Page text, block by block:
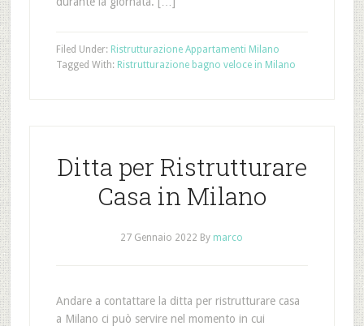
Filed Under: Ristrutturazione Appartamenti Milano
Tagged With: Ristrutturazione bagno veloce in Milano
Ditta per Ristrutturare
Casa in Milano
27 Gennaio 2022 By marco
Andare a contattare la ditta per ristrutturare casa
a Milano ci può servire nel momento in cui